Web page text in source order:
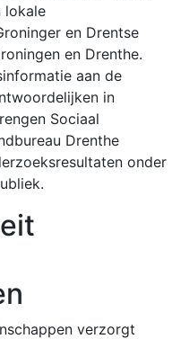
lokale
en Drentse
en Drenthe.
aan de
in
Sociaal
Drenthe
onder
verzorgt